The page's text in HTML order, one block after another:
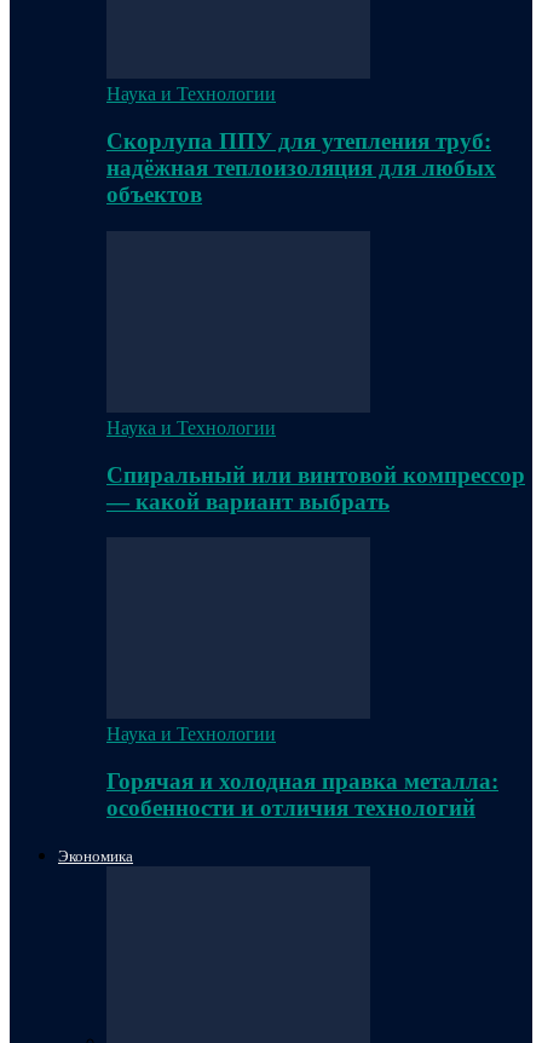
Наука и Технологии
Скорлупа ППУ для утепления труб:
надёжная теплоизоляция для любых
объектов
Наука и Технологии
Спиральный или винтовой компрессор
— какой вариант выбрать
Наука и Технологии
Горячая и холодная правка металла:
особенности и отличия технологий
Экономика